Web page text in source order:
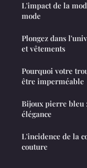
L'impact de la
mode
Plongez dans
et vêtements
Pourquoi votre
être imperméable
Bijoux pierre bleu
élégance
L'incidence de la
couture